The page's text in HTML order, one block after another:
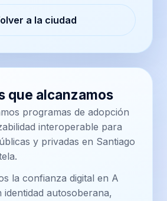
a la ciudad
que alcanzamos
programas de adopción
interoperable para
y privadas en Santiago
la confianza digital en A
autosoberana,